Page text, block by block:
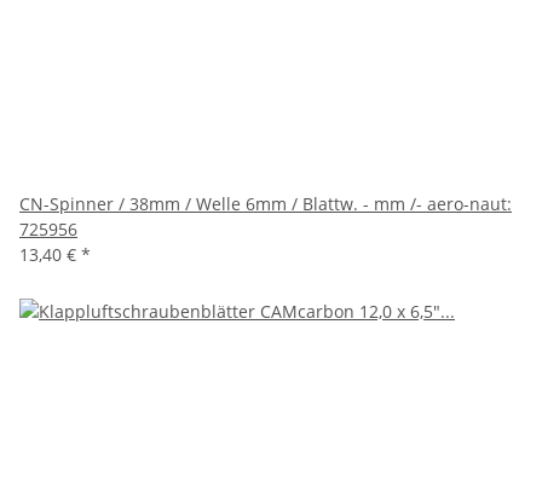
CN-Spinner / 38mm / Welle 6mm / Blattw. - mm /- aero-naut:
725956
13,40 € *